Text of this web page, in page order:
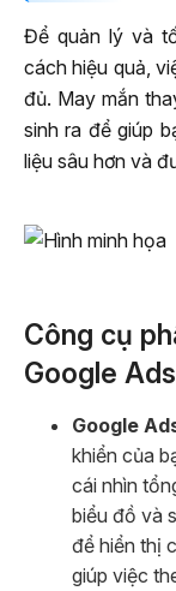
Để quản lý và
cách hiệu quả,
đủ. May mắn
sinh ra để giúp
liệu sâu hơn và
Công cụ
Google Ads
Google
khiển của
cái nhìn
biểu đồ và
để hiển thị
giúp việc